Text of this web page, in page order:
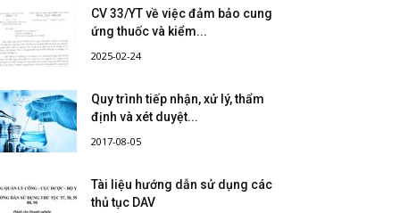
CV 33/YT về việc đảm bảo cung
ứng thuốc và kiểm...
2025-02-24
Quy trình tiếp nhận, xử lý, thẩm
định và xét duyệt...
2017-08-05
Tài liệu hướng dẫn sử dụng các
thủ tục DAV